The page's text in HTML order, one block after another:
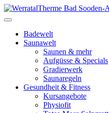
Toggle
navigationBadewelt
Saunawelt
Saunen & mehr
Aufgüsse & Specials
Gradierwerk
Saunaregeln
Gesundheit & Fitness
Kursangebote
Physiofit